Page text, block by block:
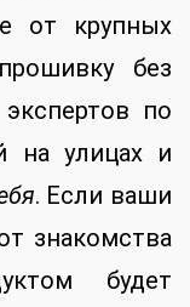
от крупных
без
по
на улицах и
. Если ваши
знакомства
будет